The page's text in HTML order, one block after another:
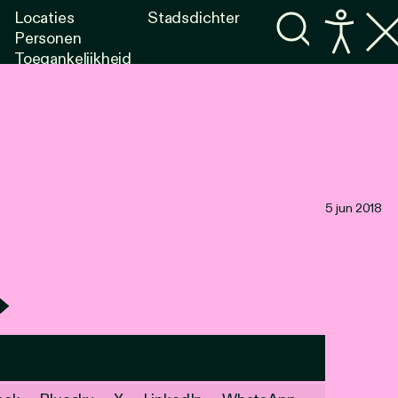
5 jun 2018
Locaties
Personen
Toegankelijkheid
Stadsdichter